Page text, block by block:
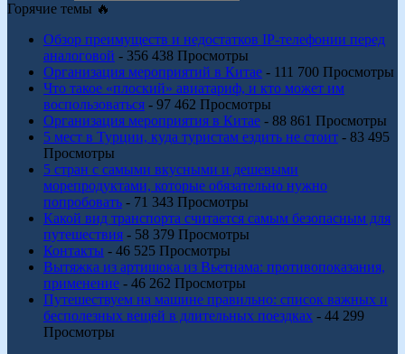
Горячие темы 🔥
Обзор преимуществ и недостатков IP-телефонии перед
аналоговой - 356 438 Просмотры
Организация мероприятий в Китае - 111 700 Просмотры
Что такое «плоский» авиатариф, и кто может им
воспользоваться - 97 462 Просмотры
Организация мероприятия в Китае - 88 861 Просмотры
5 мест в Турции, куда туристам ездить не стоит - 83 495
Просмотры
5 стран с самыми вкусными и дешевыми
морепродуктами, которые обязательно нужно
попробовать - 71 343 Просмотры
Какой вид транспорта считается самым безопасным для
путешествия - 58 379 Просмотры
Контакты - 46 525 Просмотры
Вытяжка из артишока из Вьетнама: противопоказания,
применение - 46 262 Просмотры
Путешествуем на машине правильно: список важных и
бесполезных вещей в длительных поездках - 44 299
Просмотры